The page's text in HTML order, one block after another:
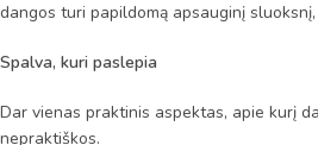
dangos turi papildomą apsauginį
Spalva, kuri paslepia
Dar vienas praktinis aspektas, apie kurį
nepraktiškos.